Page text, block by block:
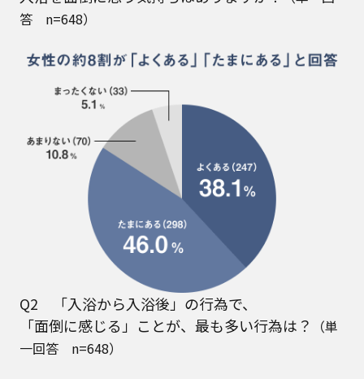
答 n=648）
Q2 「入浴から入浴後」の行為で、
「面倒に感じる」ことが、最も多い行為は？
（単
一回答 n=648）